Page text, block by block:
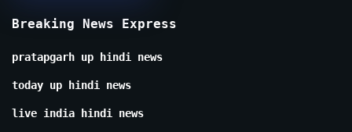
Breaking News Express
pratapgarh up hindi news
today up hindi news
live india hindi news